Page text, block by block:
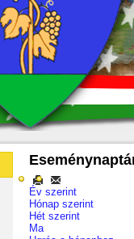
Év szerint
Hónap szerint
Hét szerint
Ma